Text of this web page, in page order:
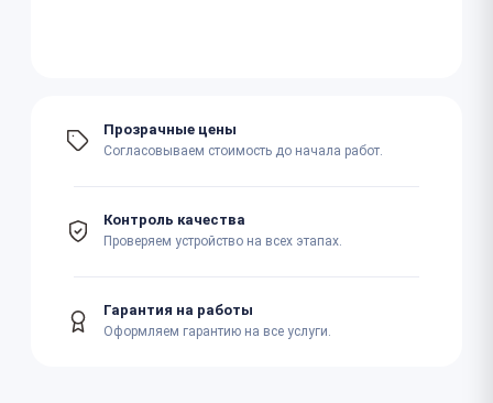
Прозрачные цены
Согласовываем стоимость до начала работ.
Контроль качества
Проверяем устройство на всех этапах.
Гарантия на работы
Оформляем гарантию на все услуги.